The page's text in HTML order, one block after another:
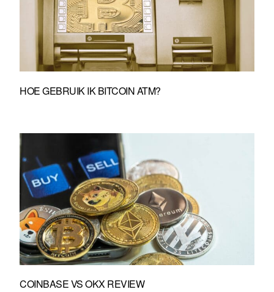
HOE GEBRUIK IK BITCOIN ATM?
COINBASE VS OKX REVIEW